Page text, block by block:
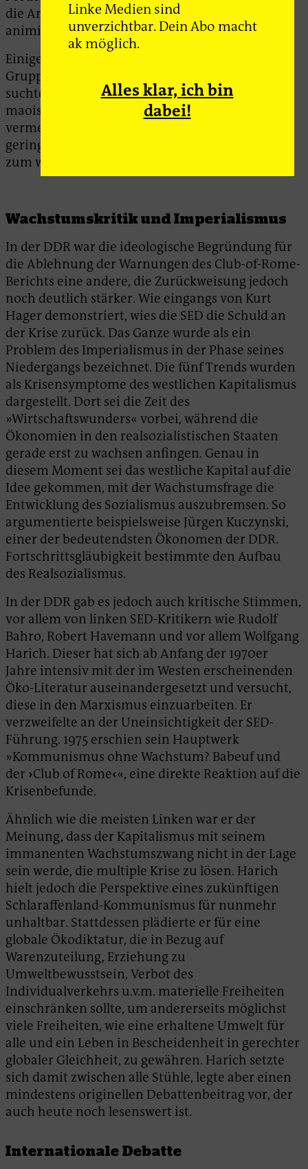
die Arbeiter*innenklasse zum Stillhalten
animieren würden.
Einige Linke hingegen, von maoistischen K-
Gruppen bis hin zu Hans-Magnus Enzensberger,
suchten nach Impulsen im Fernen Osten. Das
maoistische China bot ihnen mit seiner
vermeintlichen Technikfeindlichkeit und den
geringen (Konsum-)Bedürfnissen ein Gegenbild
zum westlichen Industrialismus.
Wachstumskritik und Imperialismus
In der DDR war die ideologische Begründung für
die Ablehnung der Warnungen des Club-of-Rome-
Berichts eine andere, die Zurückweisung jedoch
noch deutlich stärker. Wie eingangs von Kurt
Hager demonstriert, wies die SED die Schuld an
der Krise zurück. Das Ganze wurde als ein
Problem des Imperialismus in der Phase seines
Niedergangs bezeichnet. Die fünf Trends wurden
als Krisensymptome des westlichen Kapitalismus
dargestellt. Dort sei die Zeit des
»Wirtschaftswunders« vorbei, während die
Ökonomien in den realsozialistischen Staaten
gerade erst zu wachsen anfingen. Genau in
diesem Moment sei das westliche Kapital auf die
Idee gekommen, mit der Wachstumsfrage die
Entwicklung des Sozialismus auszubremsen. So
argumentierte beispielsweise Jürgen Kuczynski,
einer der bedeutendsten Ökonomen der DDR.
Fortschrittsgläubigkeit bestimmte den Aufbau
des Realsozialismus.
In der DDR gab es jedoch auch kritische Stimmen,
vor allem von linken SED-Kritikern wie Rudolf
Bahro, Robert Havemann und vor allem Wolfgang
Harich. Dieser hat sich ab Anfang der 1970er
Jahre intensiv mit der im Westen erscheinenden
Öko-Literatur auseinandergesetzt und versucht,
diese in den Marxismus einzuarbeiten. Er
verzweifelte an der Uneinsichtigkeit der SED-
Führung. 1975 erschien sein Hauptwerk
»Kommunismus ohne Wachstum? Babeuf und
der ›Club of Rome‹«, eine direkte Reaktion auf die
Krisenbefunde.
Ähnlich wie die meisten Linken war er der
Meinung, dass der Kapitalismus mit seinem
immanenten Wachstumszwang nicht in der Lage
sein werde, die multiple Krise zu lösen. Harich
hielt jedoch die Perspektive eines zukünftigen
Schlaraffenland-Kommunismus für nunmehr
unhaltbar. Stattdessen plädierte er für eine
globale Ökodiktatur, die in Bezug auf
Warenzuteilung, Erziehung zu
Umweltbewusstsein, Verbot des
Individualverkehrs u.v.m. materielle Freiheiten
einschränken sollte, um andererseits möglichst
viele Freiheiten, wie eine erhaltene Umwelt für
alle und ein Leben in Bescheidenheit in gerechter
globaler Gleichheit, zu gewähren. Harich setzte
sich damit zwischen alle Stühle, legte aber einen
mindestens originellen Debattenbeitrag vor, der
auch heute noch lesenswert ist.
Internationale Debatte
Linke Medien sind
unverzichtbar. Dein Abo macht
ak möglich.
Alles klar, ich bin
dabei!